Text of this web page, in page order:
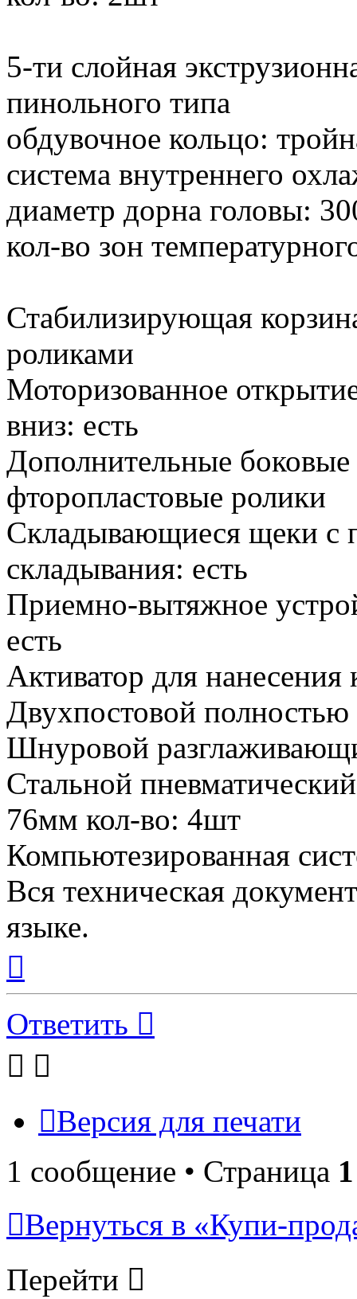
5-ти слойная
пинольного типа
обдувочное кольцо:
система внутреннего
диаметр дорна головы:
кол-во зон
Стабилизирующая
роликами
Моторизованное
вниз: есть
Дополнительные
фторопластовые ролики
Складывающиеся щеки с
складывания: есть
Приемно-вытяжное
есть
Активатор для нанесения
Двухпостовой полностью
Шнуровой
Стальной
76мм кол-во: 4шт
Компьютезированная
Вся техническая
языке.
началу
Ответить
Версия для печати
1 сообщение • Страница 1
Вернуться в «Купи-
Перейти